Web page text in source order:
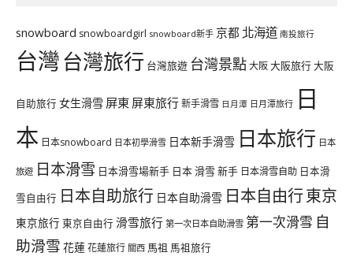
snowboard snowboardgirl snowboard新手 京都 北海道 南投旅行
台灣台灣旅行 台灣旅遊 台灣景點大阪大阪旅行大阪
自助旅行 女生滑雪 屏東 屏東旅行新手滑雪 日月潭 日月潭旅行 日
本 日本snowboard 日本初學滑雪 日本新手滑雪 日本旅行 日本
旅遊 日本滑雪 日本滑雪場新手 日本 滑雪 新手 日本滑雪自助 日本滑
雪自由行 日本自助旅行 日本自助滑雪 日本自由行東京
東京旅行 東京自由行 滑雪旅行 第一次日本自助滑雪 第一次滑雪 自
助滑雪 花蓮花蓮旅行 關西 馬祖 馬祖旅行